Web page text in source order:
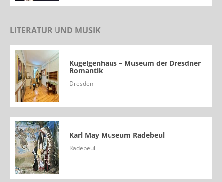
LITERATUR UND MUSIK
Kügelgenhaus – Museum der Dresdner
Romantik
Dresden
Karl May Museum Radebeul
Radebeul